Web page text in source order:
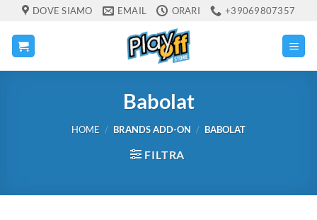
Salta
contenuti
DOVE SIAMO EMAIL ORARI +39069807357
Babolat
HOME / BRANDS ADD-ON / BABOLAT
FILTRA